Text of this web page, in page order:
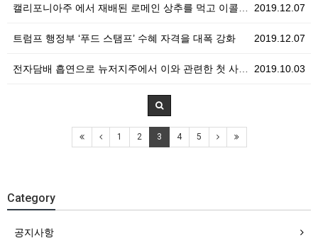
2019.12.07
캘리포니아주 에서 재배된 로메인 상추를 먹고 이콜라이에…
2019.12.07
트럼프 행정부 ‘푸드 스탬프’ 수혜 자격을 대폭 강화
2019.10.03
전자담배 흡연으로 뉴저지주에서 이와 관련한 첫 사망자 …
1 2 3 4 5
Category
공지사항